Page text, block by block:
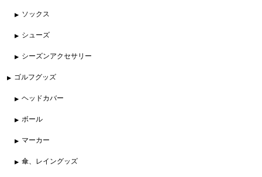
ソックス
シューズ
シーズンアクセサリー
ゴルフグッズ
ヘッドカバー
ボール
マーカー
傘、レイングッズ